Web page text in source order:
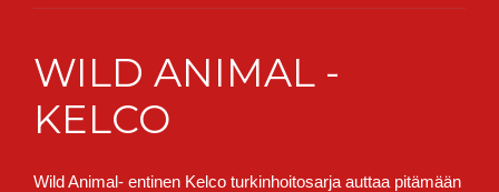
WILD ANIMAL -
KELCO
Wild Animal- entinen Kelco turkinhoitosarja auttaa pitämään